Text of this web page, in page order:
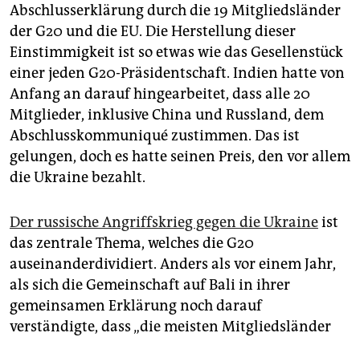
Abschlusserklärung durch die 19 Mitgliedsländer
der G20 und die EU. Die Herstellung dieser
Einstimmigkeit ist so etwas wie das Gesellenstück
einer jeden G20-Präsidentschaft. Indien hatte von
Anfang an darauf hingearbeitet, dass alle 20
Mitglieder, inklusive China und Russland, dem
Abschlusskommuniqué zustimmen. Das ist
gelungen, doch es hatte seinen Preis, den vor allem
die Ukraine bezahlt.
Der russische Angriffskrieg gegen die Ukraineist
das zentrale Thema, welches die G20
auseinanderdividiert. Anders als vor einem Jahr,
als sich die Gemeinschaft auf Bali in ihrer
gemeinsamen Erklärung noch darauf
verständigte, dass „die meisten Mitgliedsländer